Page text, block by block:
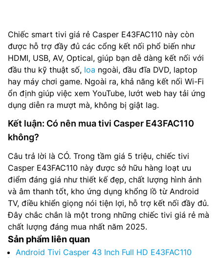
Chiếc smart tivi giá rẻ Casper E43FAC110 này còn
được hỗ trợ đầy đủ các cổng kết nối phổ biến như
HDMI, USB, AV, Optical, giúp bạn dễ dàng kết nối với
đầu thu kỹ thuật số, loa ngoài, đầu đĩa DVD, laptop
hay máy chơi game. Ngoài ra, khả năng kết nối Wi-Fi
ổn định giúp việc xem YouTube, lướt web hay tải ứng
dụng diễn ra mượt mà, không bị giật lag.
Kết luận: Có nên mua tivi Casper E43FAC110
không?
Câu trả lời là CÓ. Trong tầm giá 5 triệu, chiếc tivi
Casper E43FAC110 này được sở hữu hàng loạt ưu
điểm đáng giá như thiết kế đẹp, chất lượng hình ảnh
và âm thanh tốt, kho ứng dụng khổng lồ từ Android
TV, điều khiển giọng nói tiện lợi, hỗ trợ kết nối đầy đủ.
Đây chắc chắn là một trong những chiếc tivi giá rẻ mà
chất lượng đáng mua nhất năm 2025.
Sản phẩm liên quan
Android Tivi Casper 43 Inch Full HD E43FAC110